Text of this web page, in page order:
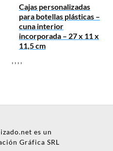
Cajas personalizadas
para botellas plásticas –
cuna interior
incorporada – 27 x 11 x
11,5 cm
, , , ,
es un
Gráfica SRL